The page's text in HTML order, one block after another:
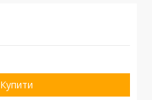
Купити